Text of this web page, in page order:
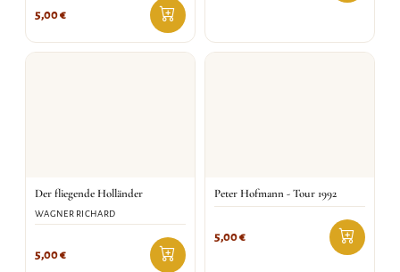
5,00€
Der fliegende Holländer
WAGNER RICHARD
5,00€
Peter Hofmann - Tour 1992
5,00€